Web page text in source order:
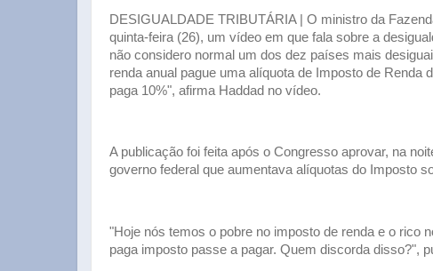
DESIGUALDADE TRIBUTÁRIA | O ministro da
quinta-feira (26), um vídeo em que fala sobre a
não considero normal um dos dez países mais
renda anual pague uma alíquota de Imposto de
paga 10%", afirma Haddad no vídeo.
A publicação foi feita após o Congresso aprovar, na
governo federal que aumentava alíquotas do Imposto
"Hoje nós temos o pobre no imposto de renda e o rico
paga imposto passe a pagar. Quem discorda disso?",